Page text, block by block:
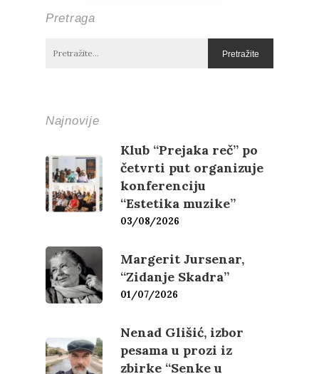
Pretraga
Najnovije
Klub “Prejaka reč” po
četvrti put organizuje
konferenciju
“Estetika muzike”
03/08/2026
Margerit Jursenar,
“Zidanje Skadra”
01/07/2026
Nenad Glišić, izbor
pesama u prozi iz
zbirke “Senke u